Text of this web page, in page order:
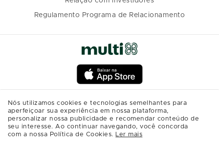
Regulamento Programa de Relacionamento
Nós utilizamos cookies e tecnologias semelhantes para
aperfeiçoar sua experiência em nossa plataforma,
personalizar nossa publicidade e recomendar conteúdo de
seu interesse. Ao continuar navegando, você concorda
com a nossa Política de Cookies. Ler mais